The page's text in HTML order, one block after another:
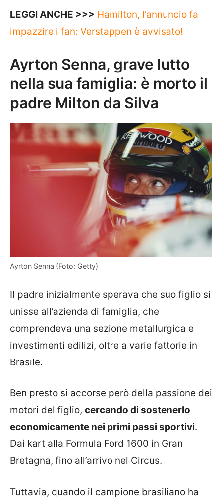
LEGGI ANCHE >>> Hamilton, l’annuncio fa
impazzire i fan: Verstappen è avvisato!
Ayrton Senna, grave lutto
nella sua famiglia: è morto il
padre Milton da Silva
Ayrton Senna (Foto: Getty)
Il padre inizialmente sperava che suo figlio si
unisse all’azienda di famiglia, che
comprendeva una sezione metallurgica e
investimenti edilizi, oltre a varie fattorie in
Brasile.
Ben presto si accorse però della passione dei
motori del figlio, cercando di sostenerlo
economicamente nei primi passi sportivi.
Dai kart alla Formula Ford 1600 in Gran
Bretagna, fino all’arrivo nel Circus.
Tuttavia, quando il campione brasiliano ha